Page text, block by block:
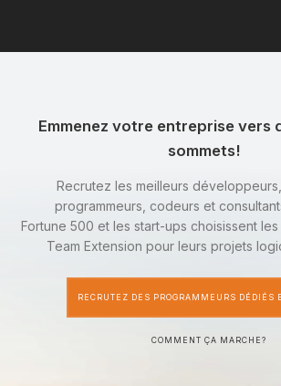
Emmenez votre entreprise vers
sommets!
Recrutez les meilleurs
programmeurs, codeurs et
Fortune 500 et les start-ups choisissent
Team Extension pour leurs projets
RECRUTEZ DES PROGRAMMEURS DÉDIÉS
COMMENT ÇA MARCHE?